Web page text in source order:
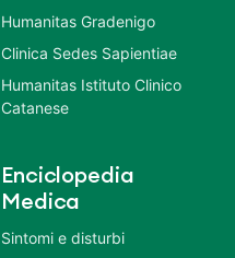
Humanitas Gradenigo
Clinica Sedes Sapientiae
Humanitas Istituto Clinico
Catanese
Enciclopedia
Medica
Sintomi e disturbi